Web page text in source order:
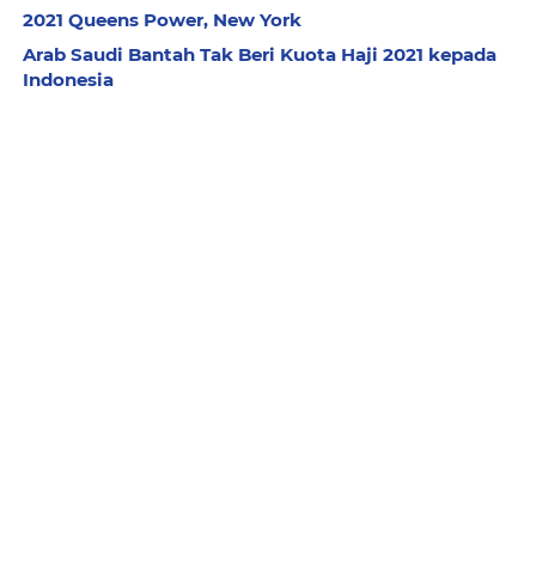
2021 Queens Power, New York
Arab Saudi Bantah Tak Beri Kuota Haji 2021 kepada
Indonesia